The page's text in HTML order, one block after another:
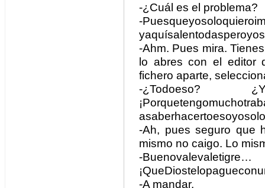
-¿Cuál es el problema?
-
-Ahm. Pues mira.
lo abres con el editor
fichero aparte,
-¿Todoeso?
-Ah, pues seguro que
mismo no caigo. Lo
-Buenovalevaletigre…
-A mandar.